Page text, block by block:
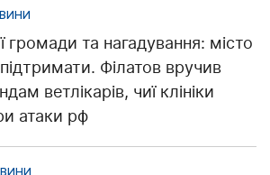
громади та нагадування: місто
Філатов вручив
ветлікарів, чиї клініки
атаки рф